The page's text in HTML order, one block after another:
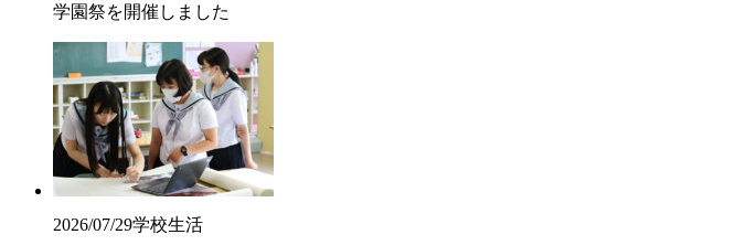
学園祭を開催しました
2026/07/29学校生活